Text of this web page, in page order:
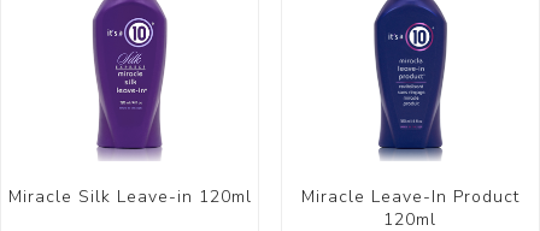
Miracle Silk Leave-in 120ml
Miracle Leave-In Product
120ml